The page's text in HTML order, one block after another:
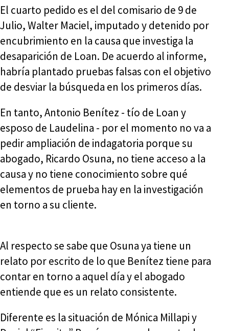
El cuarto pedido es el del comisario de 9 de
Julio, Walter Maciel, imputado y detenido por
encubrimiento en la causa que investiga la
desaparición de Loan. De acuerdo al informe,
habría plantado pruebas falsas con el objetivo
de desviar la búsqueda en los primeros días.
En tanto, Antonio Benítez - tío de Loan y
esposo de Laudelina - por el momento no va a
pedir ampliación de indagatoria porque su
abogado, Ricardo Osuna, no tiene acceso a la
causa y no tiene conocimiento sobre qué
elementos de prueba hay en la investigación
en torno a su cliente.
Al respecto se sabe que Osuna ya tiene un
relato por escrito de lo que Benítez tiene para
contar en torno a aquel día y el abogado
entiende que es un relato consistente.
Diferente es la situación de Mónica Millapi y